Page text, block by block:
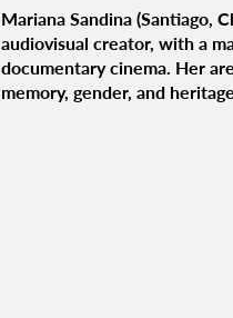
Mariana Sandina (Santiago,
audiovisual creator, with a
documentary cinema. Her
memory, gender, and